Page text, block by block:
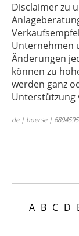
Disclaimer zu
Unternehmen
Änderungen
können zu
werden ganz
Unterstützung
de | boerse |
A B C D